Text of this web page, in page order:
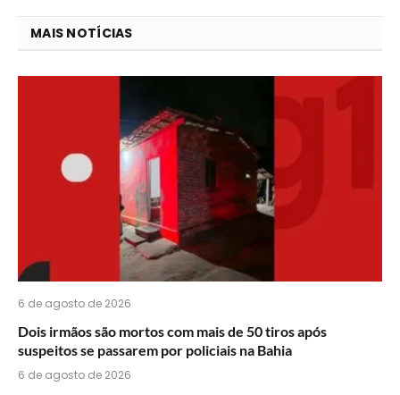
WhatsApp?
MAIS NOTÍCIAS
6 de agosto de 2026
Dois irmãos são mortos com mais de 50 tiros após
suspeitos se passarem por policiais na Bahia
6 de agosto de 2026